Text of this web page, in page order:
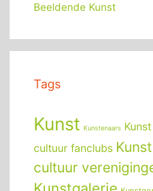
Beeldende Kunst
Tags
Kunst Kunstenaars
cultuur fanclubs
cultuur